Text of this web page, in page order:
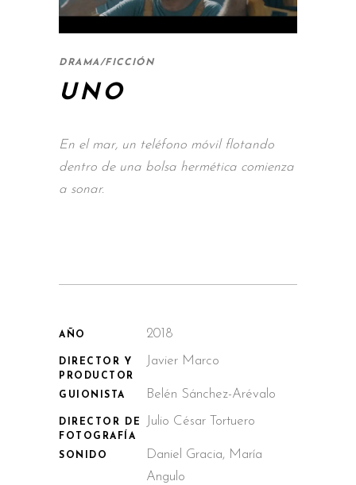
DRAMA/FICCIÓN
UNO
En el mar, un teléfono móvil flotando
dentro de una bolsa hermética comienza
a sonar.
AÑO 2018
DIRECTOR Y
PRODUCTOR
Javier Marco
GUIONISTA Belén Sánchez-Arévalo
DIRECTOR DE
FOTOGRAFÍA
Julio César Tortuero
SONIDO
Daniel Gracia, María
Angulo